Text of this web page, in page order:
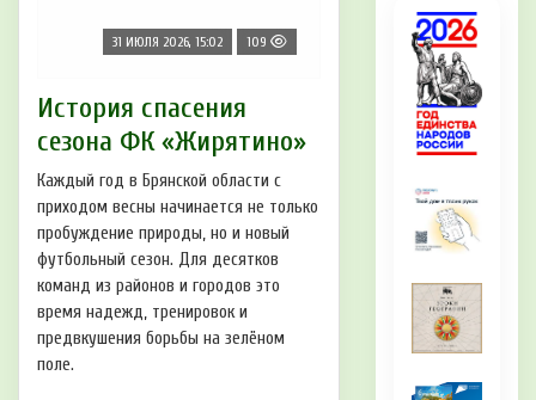
31 ИЮЛЯ 2026, 15:02 109
История спасения
сезона ФК «Жирятино»
Каждый год в Брянской области с
приходом весны начинается не только
пробуждение природы, но и новый
футбольный сезон. Для десятков
команд из районов и городов это
время надежд, тренировок и
предвкушения борьбы на зелёном
поле.